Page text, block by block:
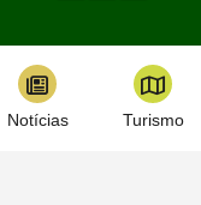
Notícias Turismo